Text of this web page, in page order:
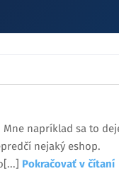
napríklad sa to
nejaký eshop.
Pokračovať v čítaní